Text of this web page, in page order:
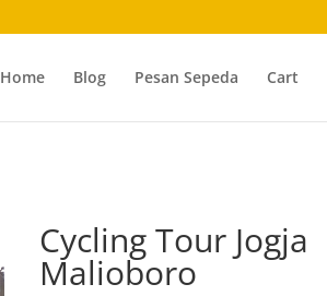
Home Blog Pesan Sepeda Cart
Cycling Tour Jogja
Malioboro